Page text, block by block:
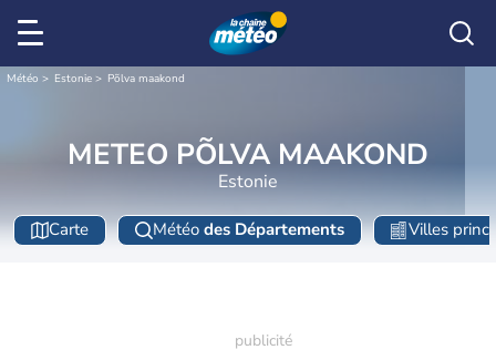
Météo Estonie Põlva maakond
METEO PÕLVA MAAKOND
Estonie
Carte Météo des Départements Villes